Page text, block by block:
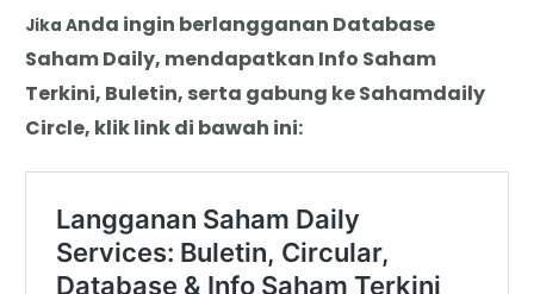
Jika Anda ingin berlangganan Database
Saham Daily, mendapatkan Info Saham
Terkini, Buletin, serta gabung ke Sahamdaily
Circle, klik link di bawah ini: